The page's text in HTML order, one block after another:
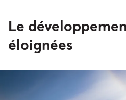
Le
éloignées